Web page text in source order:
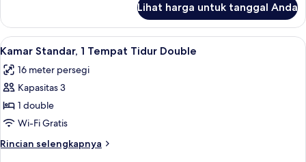
Double
Kamar
Standar,
1
Tidur
Double
Lihat harga untuk tanggal Anda
Lihat
semua
foto
untuk
Kamar
Standar,
1
Tempat
Seprai premium, meja kerja, tirai
8
Kamar Standar, 1 Tempat Tidur Double
16 meter persegi
Kapasitas 3
1 double
Wi-Fi Gratis
Rincian selengkapnya
Rincian